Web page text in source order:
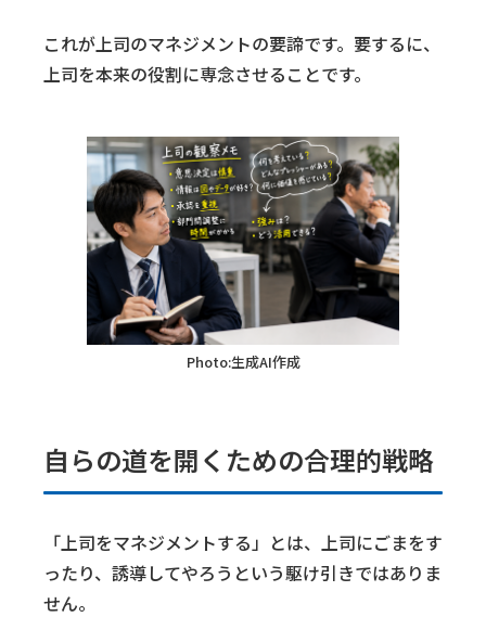
これが上司のマネジメントの要諦です。要するに、
上司を本来の役割に専念させることです。
Photo:生成AI作成
自らの道を開くための合理的戦略
「上司をマネジメントする」とは、上司にごまをす
ったり、誘導してやろうという駆け引きではありま
せん。